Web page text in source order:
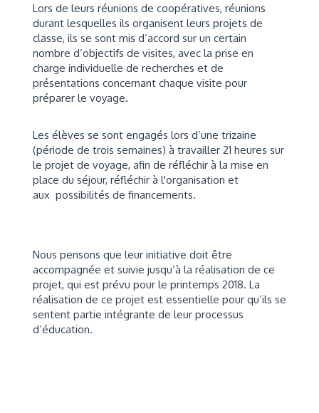
Lors de leurs réunions de coopératives, réunions
durant lesquelles ils organisent leurs projets de
classe, ils se sont mis d’accord sur un certain
nombre d’objectifs de visites, avec la prise en
charge individuelle de recherches et de
présentations concernant chaque visite pour
préparer le voyage.
Les élèves se sont engagés lors d’une trizaine
(période de trois semaines) à travailler 21 heures sur
le projet de voyage, afin de réfléchir à la mise en
place du séjour, réfléchir à l'organisation et
aux possibilités de financements.
Nous pensons que leur initiative doit être
accompagnée et suivie jusqu’à la réalisation de ce
projet, qui est prévu pour le printemps 2018. La
réalisation de ce projet est essentielle pour qu’ils se
sentent partie intégrante de leur processus
d’éducation.